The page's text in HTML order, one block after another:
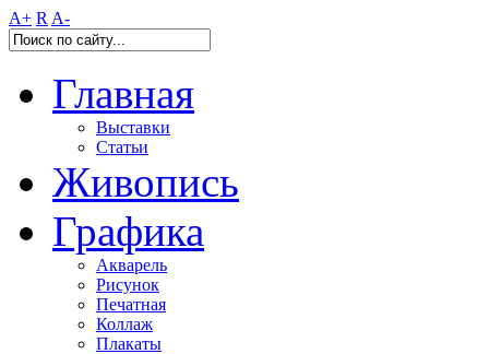
A+ R A-
Главная
Выставки
Статьи
Живопись
Графика
Акварель
Рисунок
Печатная
Коллаж
Плакаты